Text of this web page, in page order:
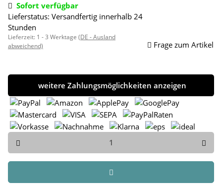
Sofort verfügbar
Lieferstatus: Versandfertig innerhalb 24
Stunden
Lieferzeit: 1 - 3 Werktage (DE - Ausland
abweichend)
Frage zum Artikel
weitere Zahlungsmöglichkeiten anzeigen